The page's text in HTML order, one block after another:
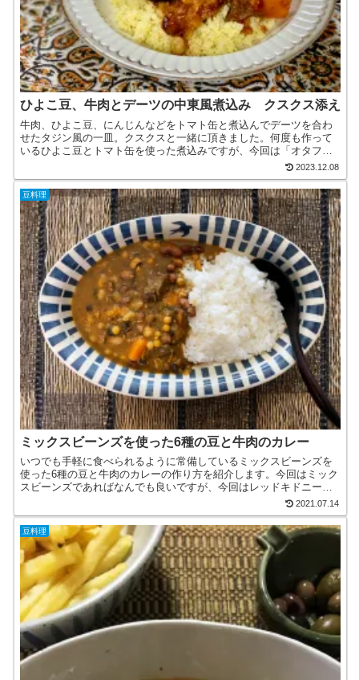
ひよこ豆、牛肉とデーツの中東風煮込み クスクス添え
牛肉、ひよこ豆、にんじんなどをトマト缶と煮込んでデーツを合わ
せたタジン風の一皿。クスクスと一緒に頂きました。何度も作って
いるひよこ豆とトマト缶を使った煮込みですが、今回は「オタフク
ソース×レシピブログ」のモニターコラボ広告企画で頂いたデーツ...
2023.12.08
豆料理
ミックスビーンズを使った6種の豆と牛肉のカレー
いつでも手軽に食べられるように常備しているミックスビーンズを
使った6種の豆と牛肉のカレーの作り方を紹介します。今回はミック
スビーンズであればなんでも良いですが、今回はレッドキドニービ
ーンズ、ブラックアイ、グリーンピー、ひよこ豆、ホワイトピー...
2021.07.14
豆料理